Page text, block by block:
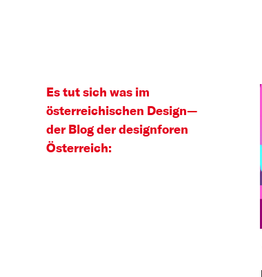
Es tut sich was im
österreichischen Design—
der Blog der designforen
Österreich: